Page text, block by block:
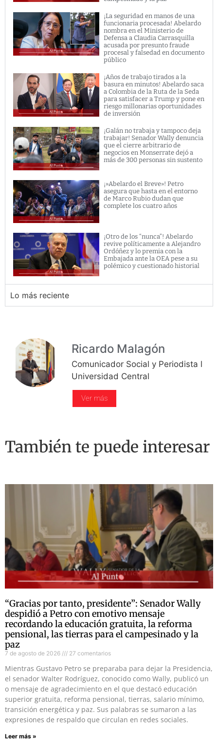
¡La seguridad en manos de una
funcionaria procesada! Abelardo
nombra en el Ministerio de
Defensa a Claudia Carrasquilla
acusada por presunto fraude
procesal y falsedad en documento
público
¡Años de trabajo tirados a la
basura en minutos! Abelardo saca
a Colombia de la Ruta de la Seda
para satisfacer a Trump y pone en
riesgo millonarias oportunidades
de inversión
¡Galán no trabaja y tampoco deja
trabajar! Senador Wally denuncia
que el cierre arbitrario de
negocios en Monserrate dejó a
más de 300 personas sin sustento
¡»Abelardo el Breve»! Petro
asegura que hasta en el entorno
de Marco Rubio dudan que
complete los cuatro años
¡Otro de los “nunca”! Abelardo
revive políticamente a Alejandro
Ordóñez y lo premia con la
Embajada ante la OEA pese a su
polémico y cuestionado historial
Lo más reciente
Ricardo Malagón
Comunicador Social y Periodista l
Universidad Central
Ver más
También te puede interesar
“Gracias por tanto, presidente”: Senador Wally
despidió a Petro con emotivo mensaje
recordando la educación gratuita, la reforma
pensional, las tierras para el campesinado y la
paz
7 de agosto de 2026 27 comentarios
Mientras Gustavo Petro se preparaba para dejar la Presidencia,
el senador Walter Rodríguez, conocido como Wally, publicó un
o mensaje de agradecimiento en el que destacó educación
superior gratuita, reforma pensional, tierras, salario mínimo,
transición energética y paz. Sus palabras se sumaron a las
expresiones de respaldo que circulan en redes sociales.
Leer más »